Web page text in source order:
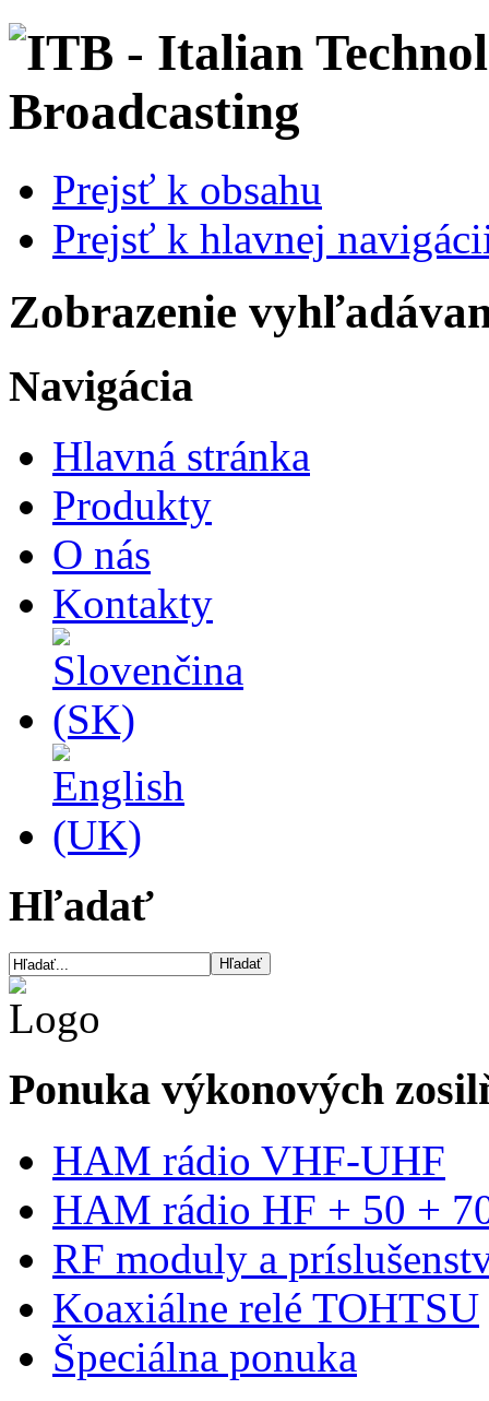
Prejsť k obsahu
Prejsť k hlavnej
Zobrazenie
Navigácia
Hlavná stránka
Produkty
O nás
Kontakty
Hľadať
Ponuka výkonových
HAM rádio VHF-UHF
HAM rádio HF + 50 +
RF moduly a
Koaxiálne relé TOHTSU
Špeciálna ponuka